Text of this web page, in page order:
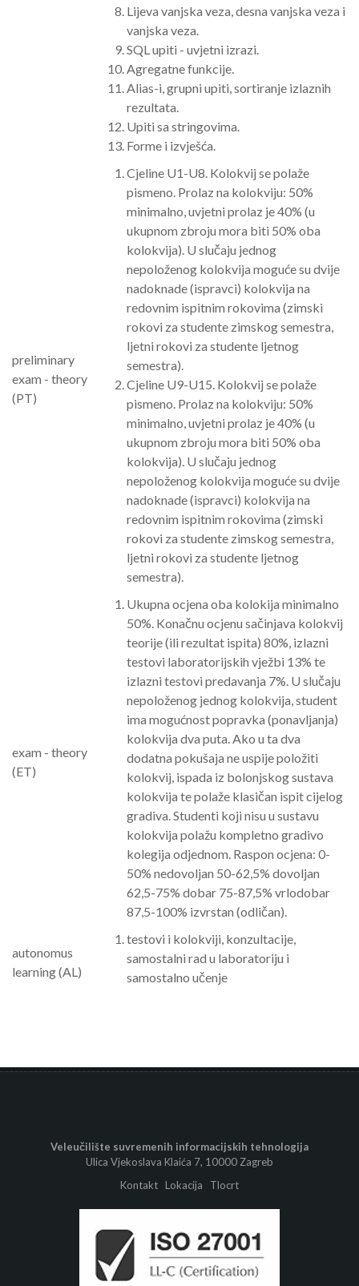
Lijeva vanjska veza, desna vanjska veza i
vanjska veza.
SQL upiti - uvjetni izrazi.
Agregatne funkcije.
Alias-i, grupni upiti, sortiranje izlaznih
rezultata.
Upiti sa stringovima.
Forme i izvješća.
preliminary
exam - theory
(PT)
Cjeline U1-U8. Kolokvij se polaže
pismeno. Prolaz na kolokviju: 50%
minimalno, uvjetni prolaz je 40% (u
ukupnom zbroju mora biti 50% oba
kolokvija). U slučaju jednog
nepoloženog kolokvija moguće su dvije
nadoknade (ispravci) kolokvija na
redovnim ispitnim rokovima (zimski
rokovi za studente zimskog semestra,
ljetni rokovi za studente ljetnog
semestra).
Cjeline U9-U15. Kolokvij se polaže
pismeno. Prolaz na kolokviju: 50%
minimalno, uvjetni prolaz je 40% (u
ukupnom zbroju mora biti 50% oba
kolokvija). U slučaju jednog
nepoloženog kolokvija moguće su dvije
nadoknade (ispravci) kolokvija na
redovnim ispitnim rokovima (zimski
rokovi za studente zimskog semestra,
ljetni rokovi za studente ljetnog
semestra).
exam - theory
(ET)
Ukupna ocjena oba kolokija minimalno
50%. Konačnu ocjenu sačinjava kolokvij
teorije (ili rezultat ispita) 80%, izlazni
testovi laboratorijskih vježbi 13% te
izlazni testovi predavanja 7%. U slučaju
nepoloženog jednog kolokvija, student
ima mogućnost popravka (ponavljanja)
kolokvija dva puta. Ako u ta dva
dodatna pokušaja ne uspije položiti
kolokvij, ispada iz bolonjskog sustava
kolokvija te polaže klasičan ispit cijelog
gradiva. Studenti koji nisu u sustavu
kolokvija polažu kompletno gradivo
kolegija odjednom. Raspon ocjena: 0-
50% nedovoljan 50-62,5% dovoljan
62,5-75% dobar 75-87,5% vrlodobar
87,5-100% izvrstan (odličan).
autonomus
learning (AL)
testovi i kolokviji, konzultacije,
samostalni rad u laboratoriju i
samostalno učenje
Veleučilište suvremenih informacijskih tehnologija
Ulica Vjekoslava Klaića 7, 10000 Zagreb
Kontakt Lokacija Tlocrt